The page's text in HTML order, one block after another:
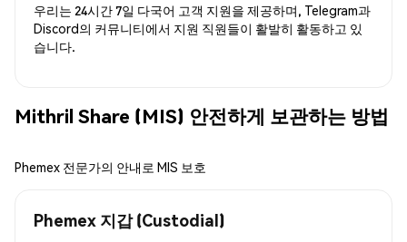
우리는 24시간 7일 다국어 고객 지원을 제공하며, Telegram과
Discord의 커뮤니티에서 지원 직원들이 활발히 활동하고 있
습니다.
Mithril Share (MIS) 안전하게 보관하는 방법
Phemex 전문가의 안내로 MIS 보호
Phemex 지갑 (Custodial)